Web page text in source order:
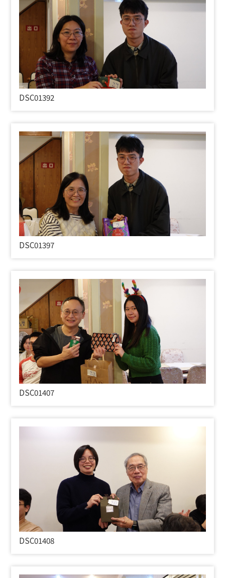
DSC01392
DSC01397
DSC01407
DSC01408